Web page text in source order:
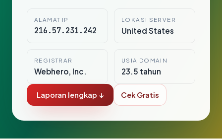
ALAMAT IP
216.57.231.242
LOKASI SERVER
United States
REGISTRAR
Webhero, Inc.
USIA DOMAIN
23.5 tahun
Laporan lengkap ↓ Cek Gratis